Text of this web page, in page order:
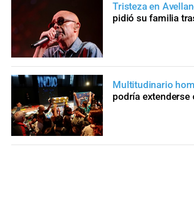
Tristeza en
pidió su familia
Multitudinario
podría extenderse